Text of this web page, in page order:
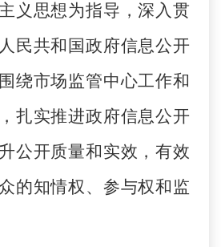
义思想为指导，深入贯
民共和国政府信息公开
绕市场监管中心工作和
扎实推进政府信息公开
公开质量和实效，有效
的知情权、参与权和监